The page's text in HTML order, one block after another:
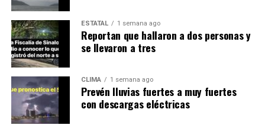
ESTATAL 1 semana ago
Reportan que hallaron a dos personas y
se llevaron a tres
CLIMA 1 semana ago
Prevén lluvias fuertes a muy fuertes
con descargas eléctricas